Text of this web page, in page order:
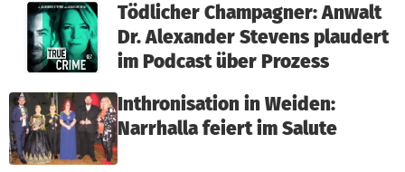
Tödlicher Champagner: Anwalt
Dr. Alexander Stevens plaudert
im Podcast über Prozess
Inthronisation in Weiden:
Narrhalla feiert im Salute